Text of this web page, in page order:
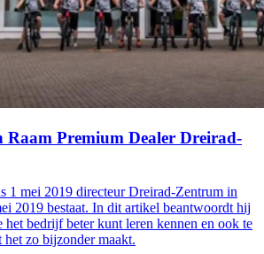
Raam Premium Dealer Dreirad-
1 mei 2019 directeur Dreirad-Zentrum in
2019 bestaat. In dit artikel beantwoordt hij
het bedrijf beter kunt leren kennen en ook te
zo bijzonder maakt.